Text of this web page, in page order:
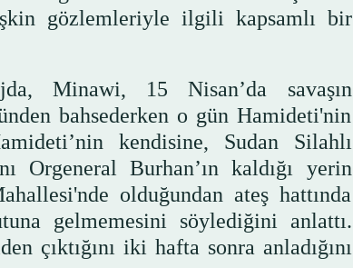
gözlemleriyle ilgili kapsamlı bir
Minawi, 15 Nisan’da savaşın
bahsederken o gün Hamideti'nin
kendisine, Sudan Silahlı
Orgeneral Burhan’ın kaldığı yerin
olduğundan ateş hattında
gelmemesini söylediğini anlattı.
çıktığını iki hafta sonra anladığını